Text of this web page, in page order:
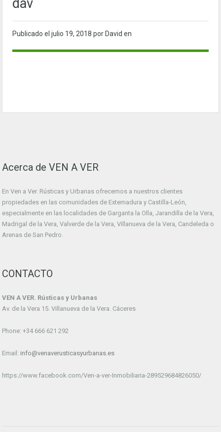
dav
Publicado el julio 19, 2018 por David en
Acerca de VEN A VER
En Ven a Ver. Rústicas y Urbanas ofrecemos a nuestros clientes
propiedades en las comunidades de Extemadura y Castilla-León,
especialmente en las localidades de Garganta la Olla, Jarandilla de la Vera,
Madrigal de la Vera, Valverde de la Vera, Villanueva de la Vera, Candeleda o
Arenas de San Pedro.
CONTACTO
VEN A VER. Rústicas y Urbanas
Av. de la Vera 15. Villanueva de la Vera. Cáceres
Phone: +34 666 621 292
Email: info@venaverusticasyurbanas.es
https://www.facebook.com/Ven-a-ver-Inmobiliaria-289529684826050/